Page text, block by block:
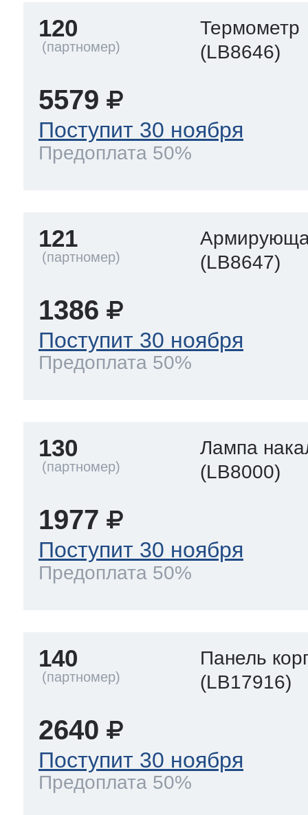
120
Термометр
(LB8646)
5579
Поступит 30 ноября
Предоплата 50%
121
(LB8647)
1386
Поступит 30 ноября
Предоплата 50%
130
Лампа
(LB8000)
1977
Поступит 30 ноября
Предоплата 50%
140
Панель
(LB17916)
2640
Поступит 30 ноября
Предоплата 50%